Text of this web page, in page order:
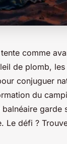
comme
de plomb, les
conjuguer
du
Le défi ?